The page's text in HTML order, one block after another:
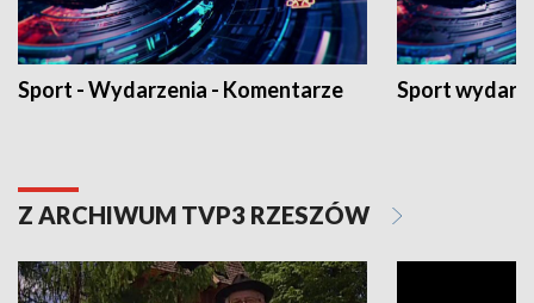
Sport - Wydarzenia - Komentarze Sport
Z ARCHIWUM TVP3 RZESZÓW